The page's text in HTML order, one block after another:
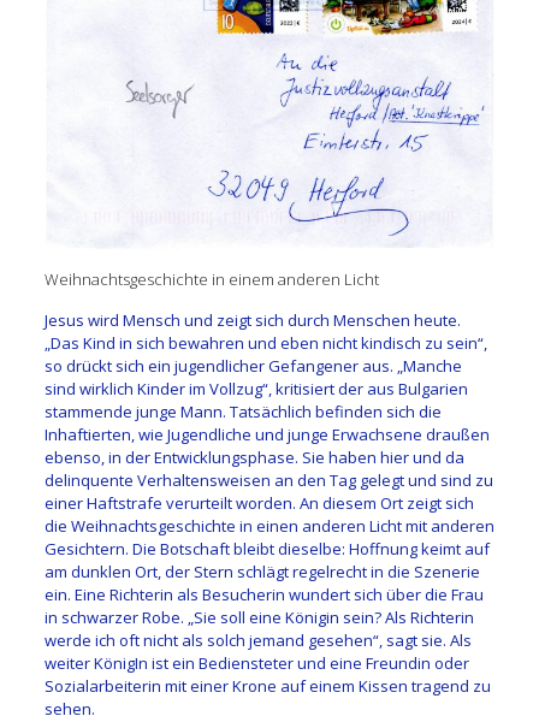
Weihnachtsgeschichte in einem anderen Licht
Jesus wird Mensch und zeigt sich durch Menschen heute.
„Das Kind in sich bewahren und eben nicht kindisch zu sein“,
so drückt sich ein jugendlicher Gefangener aus. „Manche
sind wirklich Kinder im Vollzug“, kritisiert der aus Bulgarien
stammende junge Mann. Tatsächlich befinden sich die
Inhaftierten, wie Jugendliche und junge Erwachsene draußen
ebenso, in der Entwicklungsphase. Sie haben hier und da
delinquente Verhaltensweisen an den Tag gelegt und sind zu
einer Haftstrafe verurteilt worden. An diesem Ort zeigt sich
die Weihnachtsgeschichte in einen anderen Licht mit anderen
Gesichtern. Die Botschaft bleibt dieselbe: Hoffnung keimt auf
am dunklen Ort, der Stern schlägt regelrecht in die Szenerie
ein. Eine Richterin als Besucherin wundert sich über die Frau
in schwarzer Robe. „Sie soll eine Königin sein? Als Richterin
werde ich oft nicht als solch jemand gesehen“, sagt sie. Als
weiter KönigIn ist ein Bediensteter und eine Freundin oder
Sozialarbeiterin mit einer Krone auf einem Kissen tragend zu
sehen.